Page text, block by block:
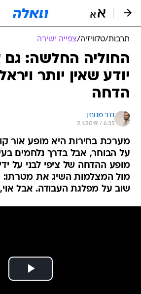
תרבות/טלוויזיה/צפייה ישירה
החוליה החלשה: גם
יודע שאין יותר
הדחה
נדב מנוחין
2.1.2019 / 6:35
מערכת בחירות היא מופע אור
על הבוחר, אבל בדרך נלחמים
מופע ההדחה של ציפי לבני על
מול המצלמות השיג את מטרתו:
שוב על מפלגת העבודה. אבל